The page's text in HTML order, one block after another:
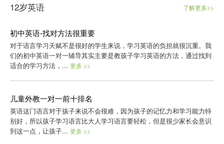
12岁英语 了解更多>>
初中英语-找对方法很重要
对于语言学习天赋不是很好的学生来说，学习英语的负担就很沉重。我
们的初中英语一对一辅导其实主要是教孩子学习英语的方法，通过找到
适合的学习方法，... 更多 >>
儿童外教一对一前十排名
英语这门语言对于孩子来说不会很难，因为孩子的记忆力和学习能力特
别好，所以孩子学习语言比大人学习语言要轻松，但是很少家长会意识
到这一点，让孩子... 更多 >>